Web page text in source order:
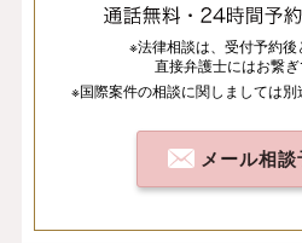
※法律相談は、 受付予約後
直接弁護士にはお繋ぎ
※国際案件の相談に関しましては別
メール相談